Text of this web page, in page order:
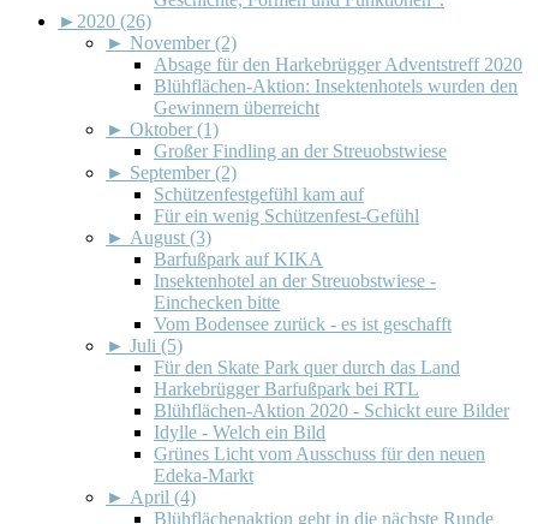
► 2020 (26)
► November (2)
Absage für den Harkebrügger Adventstreff 2020
Blühflächen-Aktion: Insektenhotels wurden den
Gewinnern überreicht
► Oktober (1)
Großer Findling an der Streuobstwiese
► September (2)
Schützenfestgefühl kam auf
Für ein wenig Schützenfest-Gefühl
► August (3)
Barfußpark auf KIKA
Insektenhotel an der Streuobstwiese -
Einchecken bitte
Vom Bodensee zurück - es ist geschafft
► Juli (5)
Für den Skate Park quer durch das Land
Harkebrügger Barfußpark bei RTL
Blühflächen-Aktion 2020 - Schickt eure Bilder
Idylle - Welch ein Bild
Grünes Licht vom Ausschuss für den neuen
Edeka-Markt
► April (4)
Blühflächenaktion geht in die nächste Runde